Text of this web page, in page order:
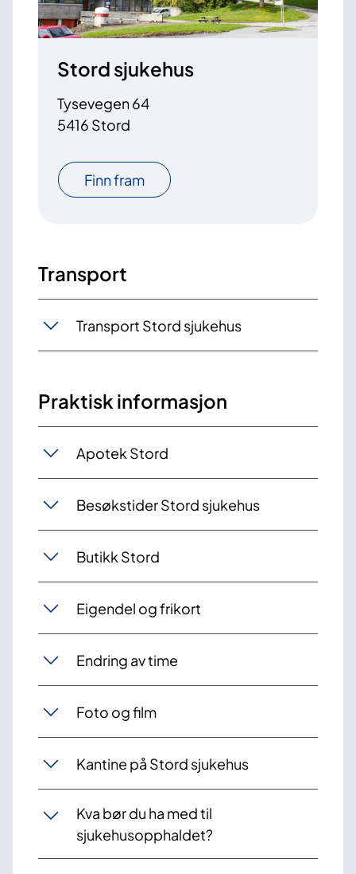
Stord sjukehus
Tysevegen 64
5416 Stord
Finn fram
Transport
Transport Stord sjukehus
Praktisk informasjon
Apotek Stord
Besøkstider Stord sjukehus
Butikk Stord
Eigendel og frikort
Endring av time
Foto og film
Kantine på Stord sjukehus
Kva bør du ha med til
sjukehusopphaldet?